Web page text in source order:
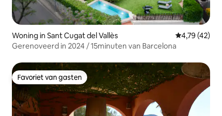
Woning in Sant Cugat del Vallès Gemiddelde
4,79 (42)
Gerenoveerd in 2024 / 15minuten van Barcelona
Favoriet van gasten
Favoriet van gasten